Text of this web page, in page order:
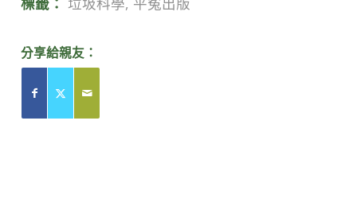
分享給親友：